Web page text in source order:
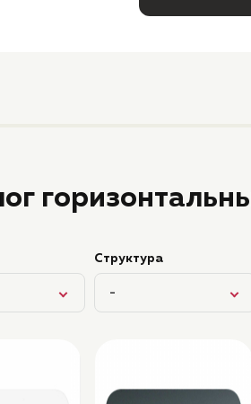
Структура
-